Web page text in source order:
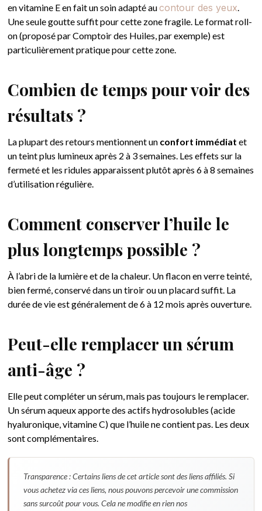
en vitamine E en fait un soin adapté aucontour des yeux.
Une seule goutte suffit pour cette zone fragile. Le format roll-
on (proposé par Comptoir des Huiles, par exemple) est
particulièrement pratique pour cette zone.
Combien de temps pour voir des
résultats ?
La plupart des retours mentionnent un confort immédiat et
un teint plus lumineux après 2 à 3 semaines. Les effets sur la
fermeté et les ridules apparaissent plutôt après 6 à 8 semaines
d’utilisation régulière.
Comment conserver l’huile le
plus longtemps possible ?
À l’abri de la lumière et de la chaleur. Un flacon en verre teinté,
bien fermé, conservé dans un tiroir ou un placard suffit. La
durée de vie est généralement de 6 à 12 mois après ouverture.
Peut-elle remplacer un sérum
anti-âge ?
Elle peut compléter un sérum, mais pas toujours le remplacer.
Un sérum aqueux apporte des actifs hydrosolubles (acide
hyaluronique, vitamine C) que l’huile ne contient pas. Les deux
sont complémentaires.
Transparence : Certains liens de cet article sont des liens affiliés. Si
vous achetez via ces liens, nous pouvons percevoir une commission
sans surcoût pour vous. Cela ne modifie en rien nos